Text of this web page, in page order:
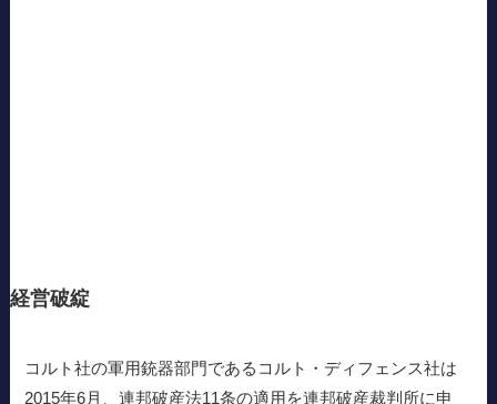
経営破綻
コルト社の軍用銃器部門であるコルト・ディフェンス社は
2015年6月、連邦破産法11条の適用を連邦破産裁判所に申